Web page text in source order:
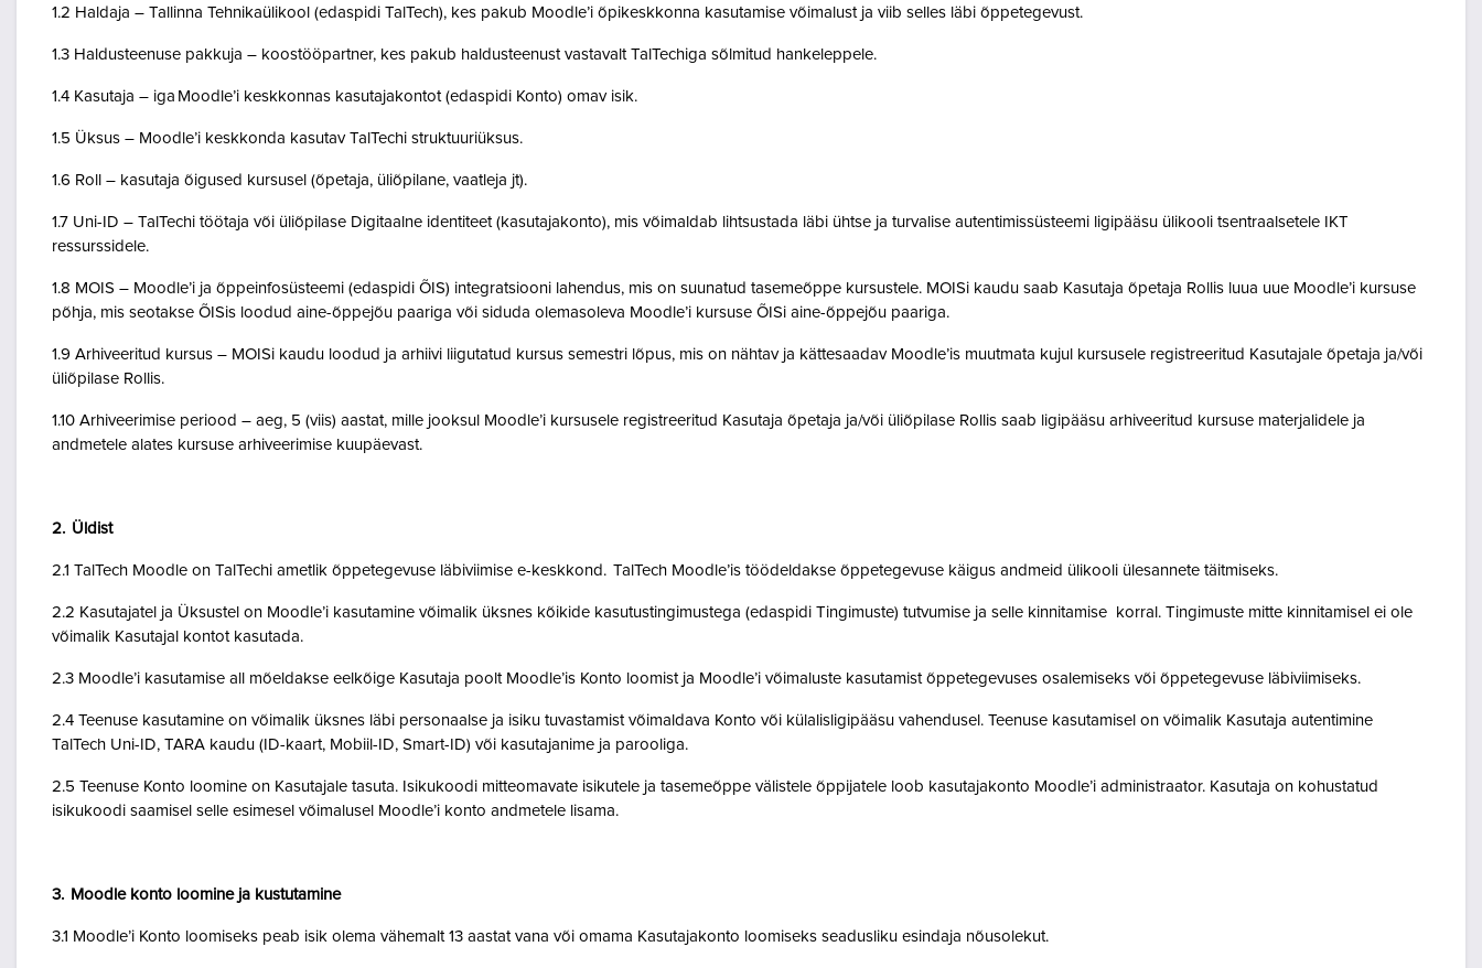
1.2 Haldaja – Tallinna Tehnikaülikool (edaspidi TalTech), kes pakub Moodle’i õpikeskkonna kasutamise võimalust ja viib selles läbi õppetegevust.
1.3 Haldusteenuse pakkuja – koostööpartner, kes pakub haldusteenust vastavalt TalTechiga sõlmitud hankeleppele.
1.4 Kasutaja – iga Moodle’i keskkonnas kasutajakontot (edaspidi Konto) omav isik.
1.5 Üksus – Moodle’i keskkonda kasutav TalTechi struktuuriüksus.
1.6 Roll – kasutaja õigused kursusel (õpetaja, üliõpilane, vaatleja jt).
1.7 Uni-ID – TalTechi töötaja või üliõpilase Digitaalne identiteet (kasutajakonto), mis võimaldab lihtsustada läbi ühtse ja turvalise autentimissüsteemi ligipääsu ülikooli tsentraalsetele IKT
ressurssidele.
1.8 MOIS – Moodle’i ja õppeinfosüsteemi (edaspidi ÕIS) integratsiooni lahendus, mis on suunatud tasemeõppe kursustele. MOISi kaudu saab Kasutaja õpetaja Rollis luua uue Moodle’i kursuse
põhja, mis seotakse ÕISis loodud aine-õppejõu paariga või siduda olemasoleva Moodle’i kursuse ÕISi aine-õppejõu paariga.
1.9 Arhiveeritud kursus – MOISi kaudu loodud ja arhiivi liigutatud kursus semestri lõpus, mis on nähtav ja kättesaadav Moodle’is muutmata kujul kursusele registreeritud Kasutajale õpetaja ja/või
üliõpilase Rollis.
1.10 Arhiveerimise periood – aeg, 5 (viis) aastat, mille jooksul Moodle’i kursusele registreeritud Kasutaja õpetaja ja/või üliõpilase Rollis saab ligipääsu arhiveeritud kursuse materjalidele ja
andmetele alates kursuse arhiveerimise kuupäevast.
2. Üldist
2.1 TalTech Moodle on TalTechi ametlik õppetegevuse läbiviimise e-keskkond. TalTech Moodle’is töödeldakse õppetegevuse käigus andmeid ülikooli ülesannete täitmiseks.
2.2 Kasutajatel ja Üksustel on Moodle’i kasutamine võimalik üksnes kõikide kasutustingimustega (edaspidi Tingimuste) tutvumise ja selle kinnitamise korral. Tingimuste mitte kinnitamisel ei ole
võimalik Kasutajal kontot kasutada.
2.3 Moodle’i kasutamise all mõeldakse eelkõige Kasutaja poolt Moodle’is Konto loomist ja Moodle’i võimaluste kasutamist õppetegevuses osalemiseks või õppetegevuse läbiviimiseks.
2.4 Teenuse kasutamine on võimalik üksnes läbi personaalse ja isiku tuvastamist võimaldava Konto või külalisligipääsu vahendusel. Teenuse kasutamisel on võimalik Kasutaja autentimine
TalTech Uni-ID, TARA kaudu (ID-kaart, Mobiil-ID, Smart-ID) või kasutajanime ja parooliga.
2.5 Teenuse Konto loomine on Kasutajale tasuta. Isikukoodi mitteomavate isikutele ja tasemeõppe välistele õppijatele loob kasutajakonto Moodle’i administraator. Kasutaja on kohustatud
isikukoodi saamisel selle esimesel võimalusel Moodle’i konto andmetele lisama.
3. Moodle konto loomine ja kustutamine
3.1 Moodle’i Konto loomiseks peab isik olema vähemalt 13 aastat vana või omama Kasutajakonto loomiseks seadusliku esindaja nõusolekut.